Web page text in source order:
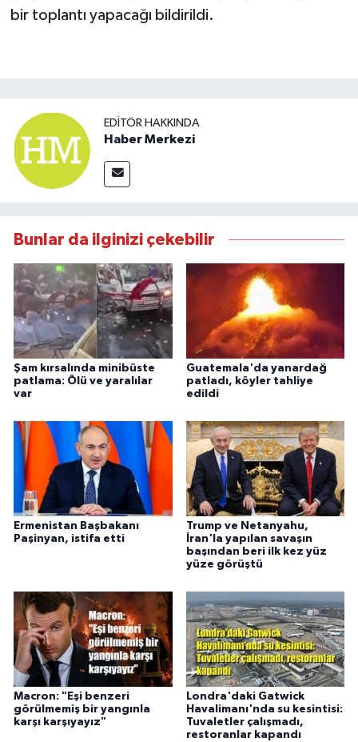
bir toplantı yapacağı bildirildi.
EDITÖR HAKKINDA
Haber Merkezi
Bunlar da ilginizi çekebilir
Şam kırsalında minibüste
patlama: Ölü ve yaralılar
var
Guatemala'da yanardağ
patladı, köyler tahliye
edildi
Ermenistan Başbakanı
Paşinyan, istifa etti
Trump ve Netanyahu,
İran'la yapılan savaşın
başından beri ilk kez yüz
yüze görüştü
Macron: "Eşi benzeri
görülmemiş bir yangınla
karşı karşıyayız"
Londra'daki Gatwick
Havalimanı'nda su kesintisi:
Tuvaletler çalışmadı,
restoranlar kapandı